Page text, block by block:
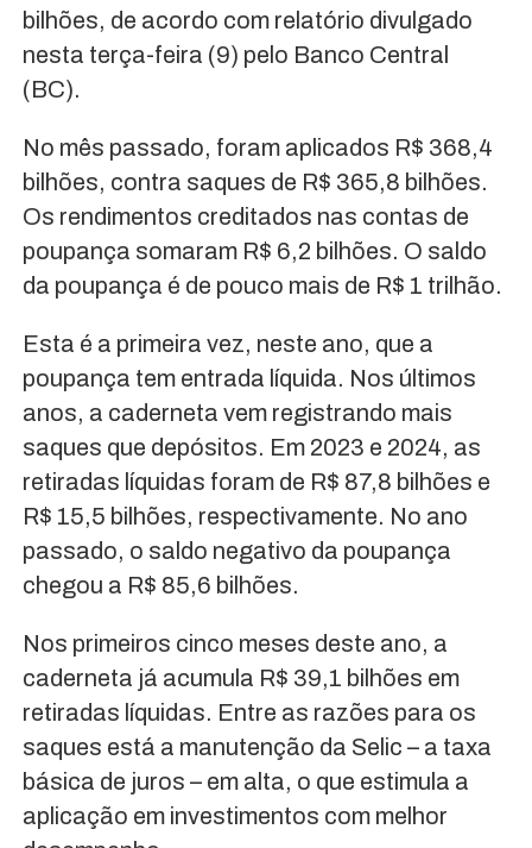
bilhões, de acordo com relatório divulgado
nesta terça-feira (9) pelo Banco Central
(BC).
No mês passado, foram aplicados R$ 368,4
bilhões, contra saques de R$ 365,8 bilhões.
Os rendimentos creditados nas contas de
poupança somaram R$ 6,2 bilhões. O saldo
da poupança é de pouco mais de R$ 1 trilhão.
Esta é a primeira vez, neste ano, que a
poupança tem entrada líquida. Nos últimos
anos, a caderneta vem registrando mais
saques que depósitos. Em 2023 e 2024, as
retiradas líquidas foram de R$ 87,8 bilhões e
R$ 15,5 bilhões, respectivamente. No ano
passado, o saldo negativo da poupança
chegou a R$ 85,6 bilhões.
Nos primeiros cinco meses deste ano, a
caderneta já acumula R$ 39,1 bilhões em
retiradas líquidas. Entre as razões para os
saques está a manutenção da Selic – a taxa
básica de juros – em alta, o que estimula a
aplicação em investimentos com melhor